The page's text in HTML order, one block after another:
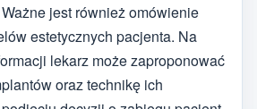
jest również omówienie
estetycznych pacjenta. Na
lekarz może zaproponować
oraz technikę ich